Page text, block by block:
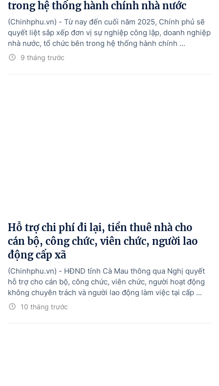
trong hệ thống hành chính nhà nước
9 tháng trước
(Chinhphu.vn) - Từ nay đến cuối năm 2025, Chính phủ sẽ
quyết liệt sắp xếp đơn vị sự nghiệp công lập, doanh nghiệp
nhà nước, tổ chức bên trong hệ thống hành chính ...
Hỗ trợ chi phí đi lại, tiền thuê nhà cho
cán bộ, công chức, viên chức, người lao
động cấp xã
10 tháng trước
(Chinhphu.vn) - HĐND tỉnh Cà Mau thông qua Nghị quyết
hỗ trợ cho cán bộ, công chức, viên chức, người hoạt động
không chuyên trách và người lao động làm việc tại cấp ...